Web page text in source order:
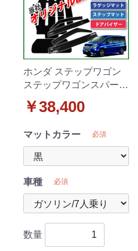
ホンダ ステップワゴン
ステップワゴンスパーダ
&ラゲッジマット&ステ
ー セット DXシリーズ
￥38,400
マットカラー 必須
車種 必須
数量